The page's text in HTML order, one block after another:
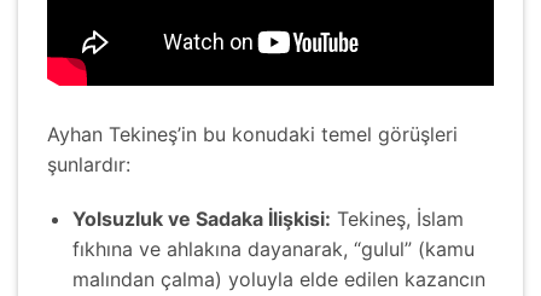
Ayhan Tekineş’in bu konudaki temel görüşleri
şunlardır:
Yolsuzluk ve Sadaka İlişkisi: Tekineş, İslam
fıkhına ve ahlakına dayanarak, “gulul” (kamu
malından çalma) yoluyla elde edilen kazancın